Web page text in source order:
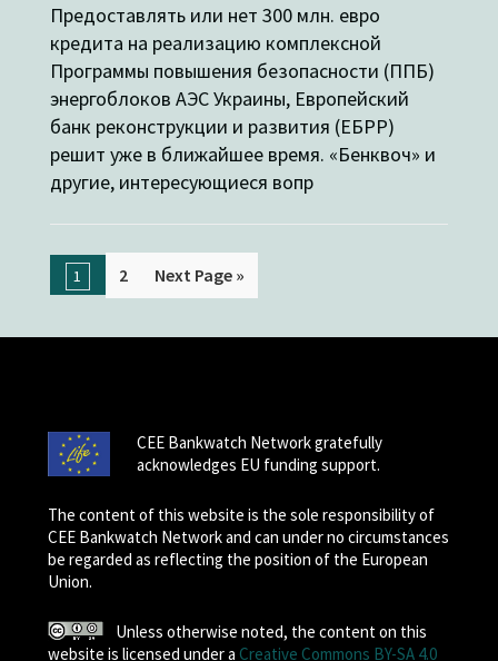
Предоставлять или нет 300 млн. евро
кредита на реализацию комплексной
Программы повышения безопасности (ППБ)
энергоблоков АЭС Украины, Европейский
банк реконструкции и развития (ЕБРР)
решит уже в ближайшее время. «Бенквоч» и
другие, интересующиеся вопр
1 2 Next Page »
CEE Bankwatch Network gratefully
acknowledges EU funding support.
The content of this website is the sole responsibility of
CEE Bankwatch Network and can under no circumstances
be regarded as reflecting the position of the European
Union.
Unless otherwise noted, the content on this
website is licensed under a Creative Commons BY-SA 4.0